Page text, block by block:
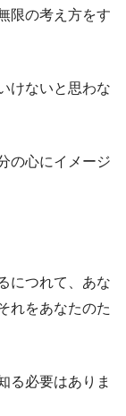
限の考え方をす
けないと思わな
の心にイメージ
につれて、あな
れをあなたのた
る必要はありま